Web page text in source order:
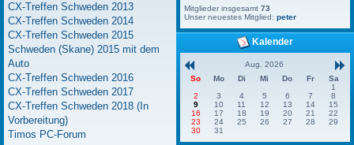
CX-Treffen Schweden 2013
CX-Treffen Schweden 2014
CX-Treffen Schweden 2015
Schweden (Skane) 2015 mit dem
Auto
CX-Treffen Schweden 2016
CX-Treffen Schweden 2017
CX-Treffen Schweden 2018 (In
Vorbereitung)
Timos PC-Forum
Mitglieder insgesamt73
Unser neuestes Mitglied:peter
Kalender
Aug. 2026
So
Mo Di Mi Do Fr
Sa
1
2
3 4 5 6 7
8
9
10 11 12 13 14
15
16
17 18 19 20 21
22
23
24 25 26 27 28
29
30
31